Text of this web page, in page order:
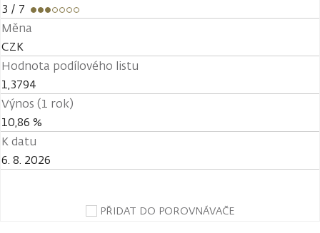
3 / 7
Měna
CZK
Hodnota podílového listu
1,3794
Výnos (1 rok)
10,86 %
K datu
6. 8. 2026
PŘIDAT DO POROVNÁVAČE